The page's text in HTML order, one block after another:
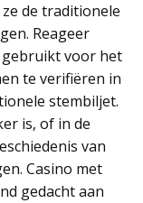
de traditionele
Reageer
voor het
te verifiëren in
stembiljet.
is, of in de
van
Casino met
gedacht aan